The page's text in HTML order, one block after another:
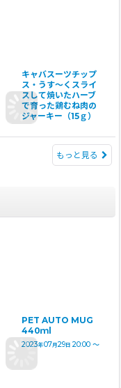
キャバスーツチップ
ス・うす〜くスライ
スして焼いたハーブ
で育った鶏むね肉の
ジャーキー（15ｇ）
もっと見る
PET AUTO MUG
440ｍl
2023年07月29日 20:00 ～